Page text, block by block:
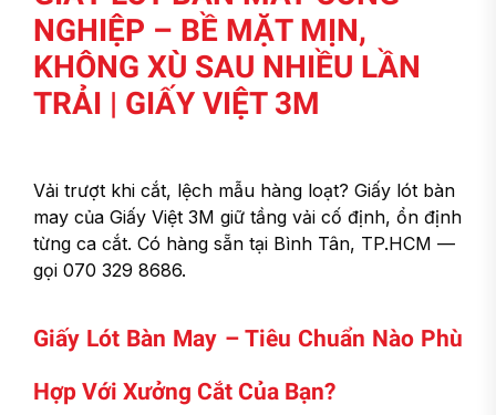
NGHIỆP – BỀ MẶT MỊN,
KHÔNG XÙ SAU NHIỀU LẦN
TRẢI | GIẤY VIỆT 3M
Vải trượt khi cắt, lệch mẫu hàng loạt? Giấy lót bàn
may của Giấy Việt 3M giữ tầng vải cố định, ổn định
từng ca cắt. Có hàng sẵn tại Bình Tân, TP.HCM —
gọi 070 329 8686.
Giấy Lót Bàn May – Tiêu Chuẩn Nào Phù
Hợp Với Xưởng Cắt Của Bạn?